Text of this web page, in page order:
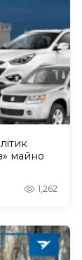
майно
1,262